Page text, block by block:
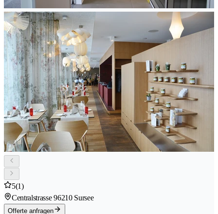
5(1)
Centralstrasse 96210 Sursee
Offerte anfragen